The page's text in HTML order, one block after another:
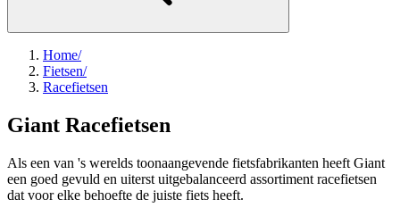
Home/
Fietsen/
Racefietsen
Giant Racefietsen
Als een van 's werelds toonaangevende fietsfabrikanten heeft Giant
een goed gevuld en uiterst uitgebalanceerd assortiment racefietsen
dat voor elke behoefte de juiste fiets heeft.